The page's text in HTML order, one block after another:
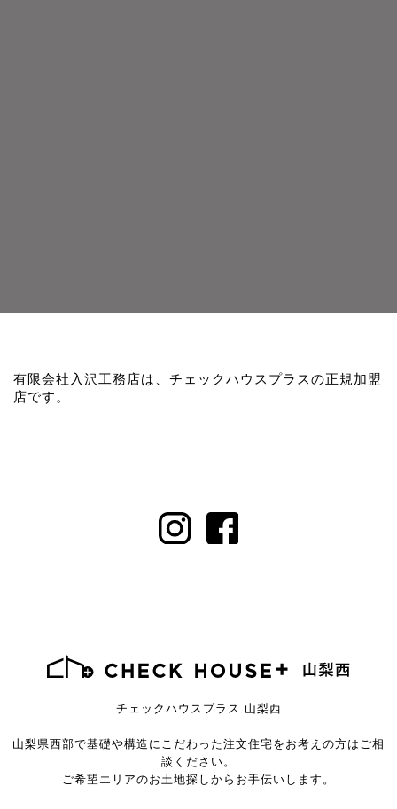
有限会社入沢工務店は、チェックハウスプラスの正規加盟
店です。
チェックハウスプラス 山梨西
山梨県西部で基礎や構造にこだわった注文住宅を お考えの方はご相
談ください。
ご希望エリアのお土地探しからお手伝いします。